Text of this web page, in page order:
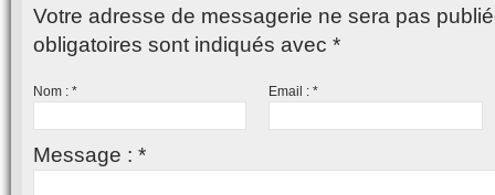
Votre adresse de messagerie ne sera pas
obligatoires sont indiqués avec *
Nom : * Email :*
Message : *